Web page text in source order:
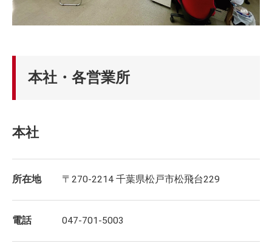
本社・各営業所
本社
所在地 〒270-2214 千葉県松戸市松飛台229
電話 047-701-5003